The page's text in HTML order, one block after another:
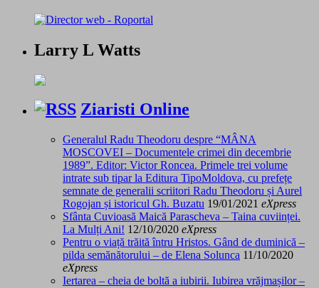
Larry L Watts
Ziaristi Online
Generalul Radu Theodoru despre “MÂNA
MOSCOVEI – Documentele crimei din decembrie
1989”. Editor: Victor Roncea. Primele trei volume
intrate sub tipar la Editura TipoMoldova, cu prefețe
semnate de generalii scriitori Radu Theodoru și Aurel
Rogojan și istoricul Gh. Buzatu 19/01/2021 eXpress
Sfânta Cuvioasă Maică Parascheva – Taina cuviinței.
La Mulți Ani! 12/10/2020 eXpress
Pentru o viață trăită întru Hristos. Gând de duminică –
pilda semănătorului – de Elena Solunca 11/10/2020
eXpress
Iertarea – cheia de boltă a iubirii. Iubirea vrăjmașilor –